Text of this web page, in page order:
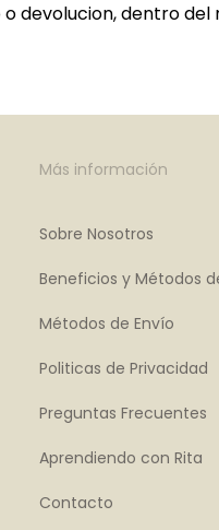
devolucion, dentro
Más información
Sobre Nosotros
Beneficios y Métodos
Métodos de Envío
Politicas de Privacidad
Preguntas Frecuentes
Aprendiendo con Rita
Contacto